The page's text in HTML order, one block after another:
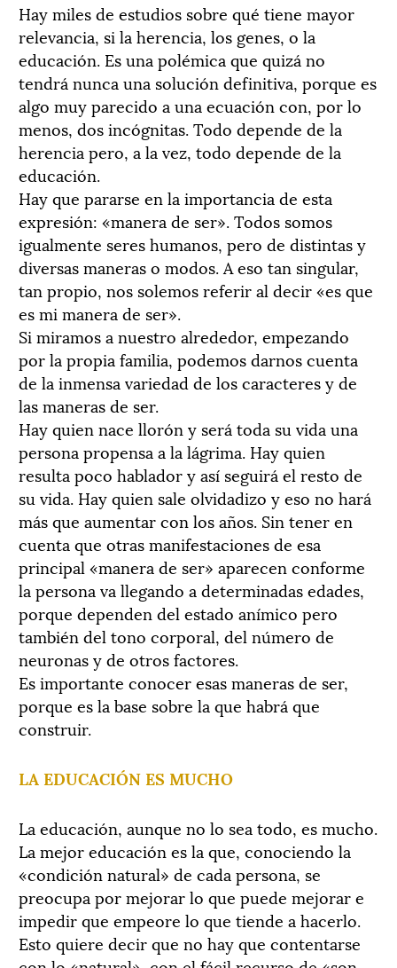
Hay miles de estudios sobre qué tiene mayor
relevancia, si la herencia, los genes, o la
educación. Es una polémica que quizá no
tendrá nunca una solución definitiva, porque es
algo muy parecido a una ecuación con, por lo
menos, dos incógnitas. Todo depende de la
herencia pero, a la vez, todo depende de la
educación.
Hay que pararse en la importancia de esta
expresión: «manera de ser». Todos somos
igualmente seres humanos, pero de distintas y
diversas maneras o modos. A eso tan singular,
tan propio, nos solemos referir al decir «es que
es mi manera de ser».
Si miramos a nuestro alrededor, empezando
por la propia familia, podemos darnos cuenta
de la inmensa variedad de los caracteres y de
las maneras de ser.
Hay quien nace llorón y será toda su vida una
persona propensa a la lágrima. Hay quien
resulta poco hablador y así seguirá el resto de
su vida. Hay quien sale olvidadizo y eso no hará
más que aumentar con los años. Sin tener en
cuenta que otras manifestaciones de esa
principal «manera de ser» aparecen conforme
la persona va llegando a determinadas edades,
porque dependen del estado anímico pero
también del tono corporal, del número de
neuronas y de otros factores.
Es importante conocer esas maneras de ser,
porque es la base sobre la que habrá que
construir.
LA EDUCACIÓN ES MUCHO
La educación, aunque no lo sea todo, es mucho.
La mejor educación es la que, conociendo la
«condición natural» de cada persona, se
preocupa por mejorar lo que puede mejorar e
impedir que empeore lo que tiende a hacerlo.
Esto quiere decir que no hay que contentarse